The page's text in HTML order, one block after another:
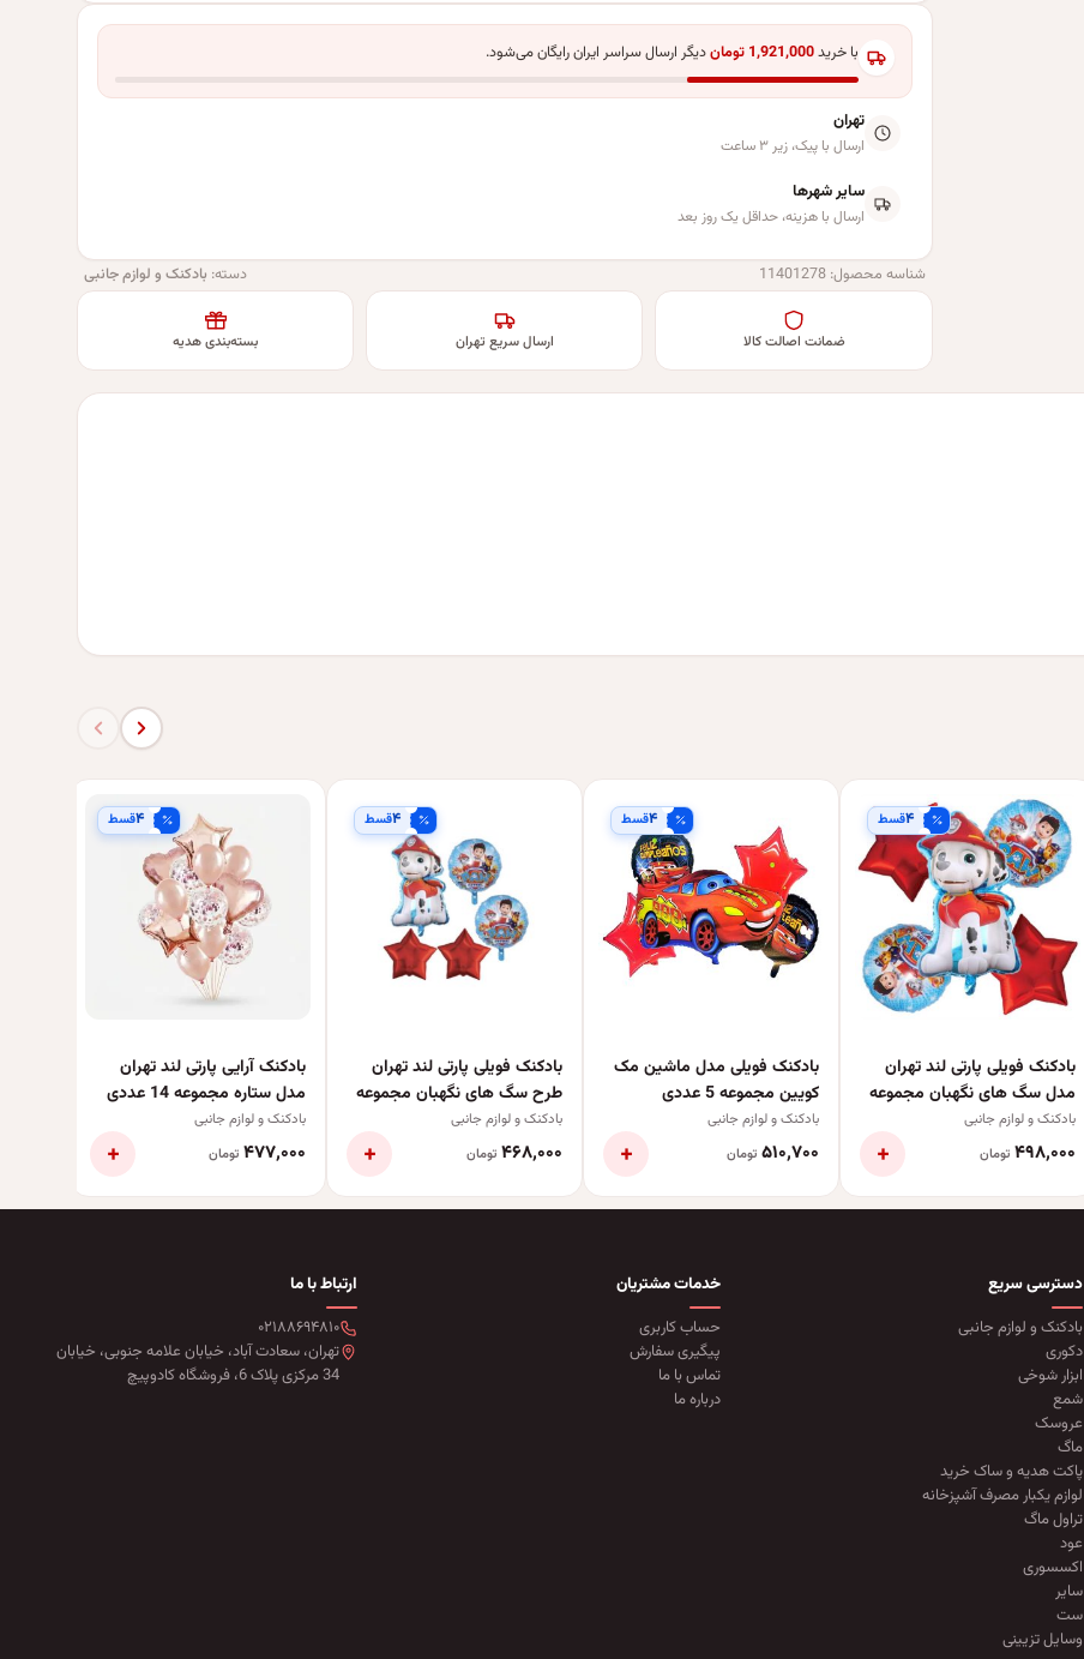
با خرید1,921,000 توماندیگر ارسال سراسر ایران رایگان می‌شود.
تهران
ارسال با پیک، زیر ۳ ساعت
سایر شهرها
ارسال با هزینه، حداقل یک روز بعد
شناسه محصول:11401278 دسته: بادکنک و لوازم جانبی
ضمانت اصالت کالا ارسال سریع تهران بسته‌بندی هدیه
۴قسط
بادکنک فویلی پارتی لند تهران
مدل سگ های نگهبان مجموعه
پنج عددی
بادکنک و لوازم جانبی
۴۹۸٬۰۰۰ تومان +
۴قسط
بادکنک فویلی مدل ماشین مک
کویین مجموعه 5 عددی
بادکنک و لوازم جانبی
۵۱۰٬۷۰۰ تومان +
۴قسط
بادکنک فویلی پارتی لند تهران
طرح سگ های نگهبان مجموعه
5 عددی
بادکنک و لوازم جانبی
۴۶۸٬۰۰۰ تومان +
۴قسط
بادکنک آرایی پارتی لند تهران
مدل ستاره مجموعه 14 عددی
بادکنک و لوازم جانبی
۴۷۷٬۰۰۰ تومان +
دسترسی سریع
بادکنک و لوازم جانبی
دکوری
ابزار شوخی
شمع
عروسک
ماگ
پاکت هدیه و ساک خرید
لوازم یکبار مصرف آشپزخانه
تراول ماگ
عود
اکسسوری
سایر
ست
وسایل تزیینی
خدمات مشتریان
حساب کاربری
پیگیری سفارش
تماس با ما
درباره ما
ارتباط با ما
۰۲۱۸۸۶۹۴۸۱۰
تهران، سعادت آباد، خیابان علامه جنوبی، خیابان
34 مرکزی پلاک 6، فروشگاه کادوپیچ